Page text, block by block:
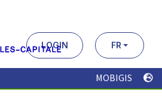
LOGIN FR
MOBIGIS